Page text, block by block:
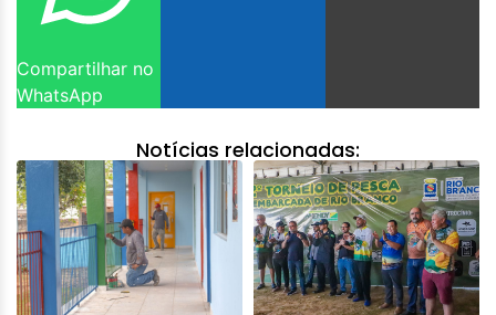
Compartilhar no
WhatsApp
Notícias relacionadas: